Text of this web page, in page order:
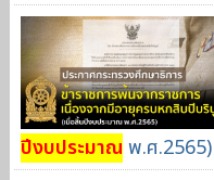
ปีงบประมาณ พ.ศ.2565)